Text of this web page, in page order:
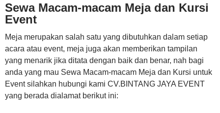
Sewa Macam-macam Meja dan Kursi
Event
Meja merupakan salah satu yang dibutuhkan dalam setiap
acara atau event, meja juga akan memberikan tampilan
yang menarik jika ditata dengan baik dan benar, nah bagi
anda yang mau Sewa Macam-macam Meja dan Kursi untuk
Event silahkan hubungi kami CV.BINTANG JAYA EVENT
yang berada dialamat berikut ini: